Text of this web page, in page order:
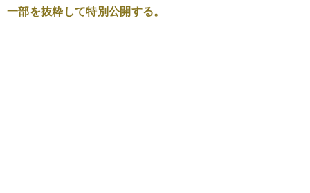
一部を抜粋して特別公開する。